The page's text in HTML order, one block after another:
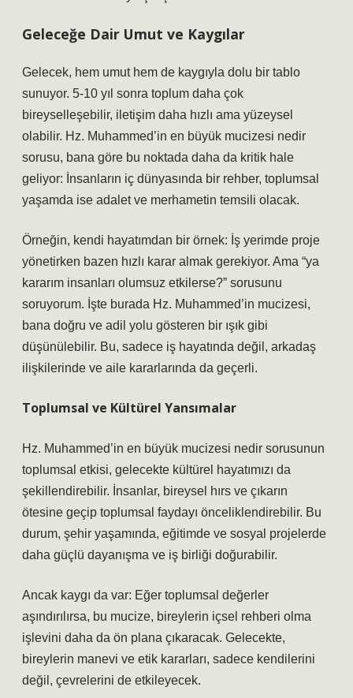
Geleceğe Dair Umut ve Kaygılar
Gelecek, hem umut hem de kaygıyla dolu bir tablo
sunuyor. 5-10 yıl sonra toplum daha çok
bireyselleşebilir, iletişim daha hızlı ama yüzeysel
olabilir. Hz. Muhammed’in en büyük mucizesi nedir
sorusu, bana göre bu noktada daha da kritik hale
geliyor: İnsanların iç dünyasında bir rehber, toplumsal
yaşamda ise adalet ve merhametin temsili olacak.
Örneğin, kendi hayatımdan bir örnek: İş yerimde proje
yönetirken bazen hızlı karar almak gerekiyor. Ama “ya
kararım insanları olumsuz etkilerse?” sorusunu
soruyorum. İşte burada Hz. Muhammed’in mucizesi,
bana doğru ve adil yolu gösteren bir ışık gibi
düşünülebilir. Bu, sadece iş hayatında değil, arkadaş
ilişkilerinde ve aile kararlarında da geçerli.
Toplumsal ve Kültürel Yansımalar
Hz. Muhammed’in en büyük mucizesi nedir sorusunun
toplumsal etkisi, gelecekte kültürel hayatımızı da
şekillendirebilir. İnsanlar, bireysel hırs ve çıkarın
ötesine geçip toplumsal faydayı önceliklendirebilir. Bu
durum, şehir yaşamında, eğitimde ve sosyal projelerde
daha güçlü dayanışma ve iş birliği doğurabilir.
Ancak kaygı da var: Eğer toplumsal değerler
aşındırılırsa, bu mucize, bireylerin içsel rehberi olma
işlevini daha da ön plana çıkaracak. Gelecekte,
bireylerin manevi ve etik kararları, sadece kendilerini
değil, çevrelerini de etkileyecek.